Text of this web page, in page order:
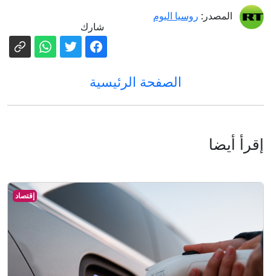
المصدر: روسيا اليوم
شارك
الصفحة الرئيسية
إقرأ أيضا
إقتصاد